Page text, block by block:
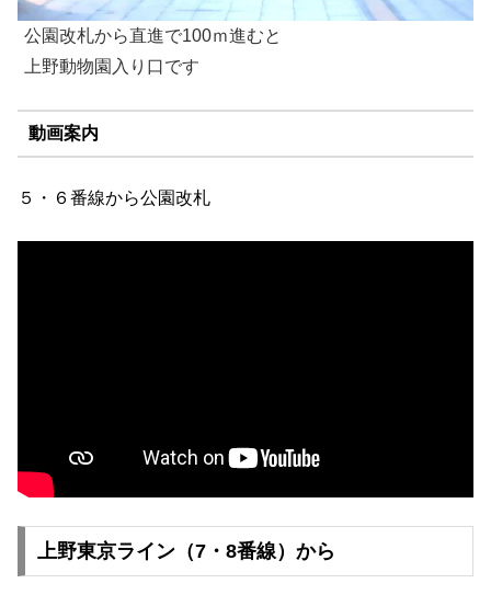
公園改札から直進で100ｍ進むと
上野動物園入り口です
動画案内
５・６番線から公園改札
上野東京ライン（7・8番線）から